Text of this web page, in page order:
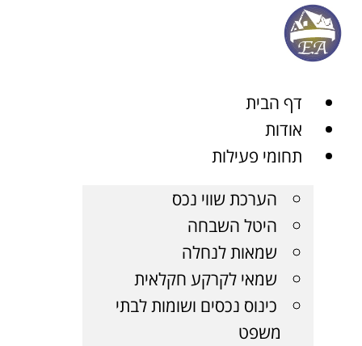
דף הבית
אודות
תחומי פעילות
הערכת שווי נכס
היטל השבחה
שמאות לנחלה
שמאי לקרקע חקלאית
כינוס נכסים ושומות לבתי
משפט